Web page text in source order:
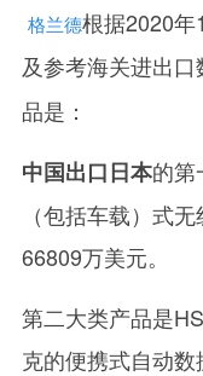
格兰德根据2020年
及参考海关进出口
品是：
中国出口日本的第
（包括车载）式
66809万美元。
第二大类产品是
克的便携式自动